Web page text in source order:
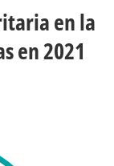
en la
en 2021